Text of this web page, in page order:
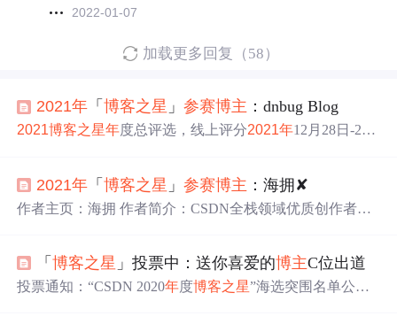
2022-01-07
加载更多回复（58）
2021年 「博客之星 」参赛博主 ：dnbug Blog
2021博客之星年度总评选，线上评分2021年12月28日-202
2021年 「博客之星 」参赛博主 ：海拥✘
作者主页：海拥 作者简介：CSDN全栈领域优质创作者、
竞选帖子， 请你在这里增加其他内容。 包括但不限于：你
这一年的收获，感悟， 对 CSDN 产品的反馈和 2022年
「博客之星 」投票中：送你喜爱的博主C位出道
投票通知：“CSDN 2020年度博客之星”海选突围名单公